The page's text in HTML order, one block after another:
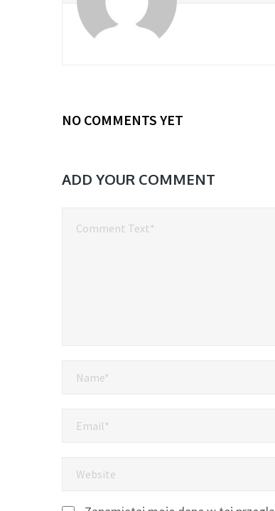
NO COMMENTS YET
ADD YOUR COMMENT